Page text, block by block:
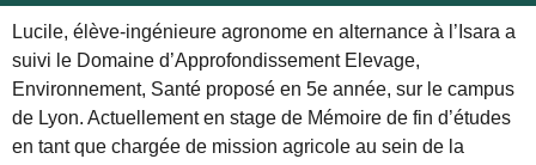
Lucile, élève-ingénieure agronome en alternance à l’Isara a
suivi le Domaine d’Approfondissement Elevage,
Environnement, Santé proposé en 5e année, sur le campus
de Lyon. Actuellement en stage de Mémoire de fin d’études
en tant que chargée de mission agricole au sein de la